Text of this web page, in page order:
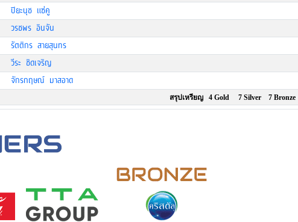
ปิยะนุช แซ่คู
วรชพร อินจัน
รัตติกร สายสุนทร
วีระ ชิดเจริญ
จักรกฤษณ์ มาสอาด
สรุปเหรียญ 4 Gold 7 Silver 7 Bronze